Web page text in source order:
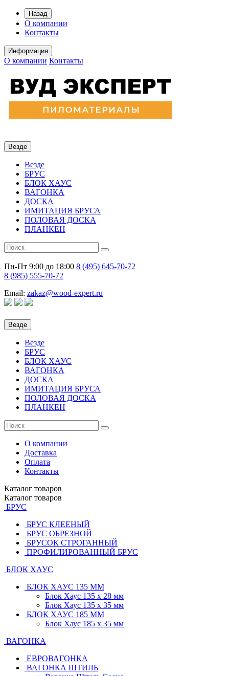
Назад
О компании
Контакты
Информация
О компании Контакты
Везде
Везде
БРУС
БЛОК ХАУС
ВАГОНКА
ДОСКА
ИМИТАЦИЯ БРУСА
ПОЛОВАЯ ДОСКА
ПЛАНКЕН
Пн-Пт 9:00 до 18:00 8 (495) 645-70-72
8 (985) 555-70-72
Email: zakaz@wood-expert.ru
Везде
Везде
БРУС
БЛОК ХАУС
ВАГОНКА
ДОСКА
ИМИТАЦИЯ БРУСА
ПОЛОВАЯ ДОСКА
ПЛАНКЕН
О компании
Доставка
Оплата
Контакты
Каталог товаров
Каталог товаров
БРУС
БРУС КЛЕЕНЫЙ
БРУС ОБРЕЗНОЙ
БРУСОК СТРОГАННЫЙ
ПРОФИЛИРОВАННЫЙ БРУС
БЛОК ХАУС
БЛОК ХАУС 135 ММ
Блок Хаус 135 х 28 мм
Блок Хаус 135 х 35 мм
БЛОК ХАУС 185 ММ
Блок Хаус 185 х 35 мм
ВАГОНКА
ЕВРОВАГОНКА
ВАГОНКА ШТИЛЬ